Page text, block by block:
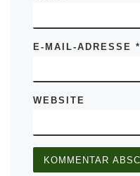
E-MAIL-ADRESSE*
WEBSITE